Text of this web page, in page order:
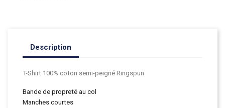
Description
T-Shirt 100% coton semi-peigné Ringspun
Bande de propreté au col
Manches courtes